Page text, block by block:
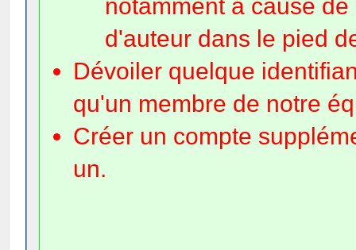
notamment à cause
d'auteur dans le pied
Dévoiler quelque
qu'un membre de notre
Créer un compte
un.